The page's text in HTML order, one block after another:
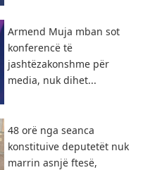
Armend Muja mban sot
konferencë të
jashtëzakonshme për
media, nuk dihet...
48 orë nga seanca
konstituive deputetët nuk
marrin asnjë ftesë,